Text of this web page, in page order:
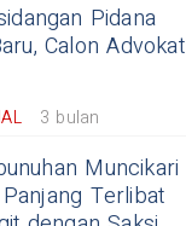
Pidana
Calon Advokat
3 bulan
Muncikari
Terlibat